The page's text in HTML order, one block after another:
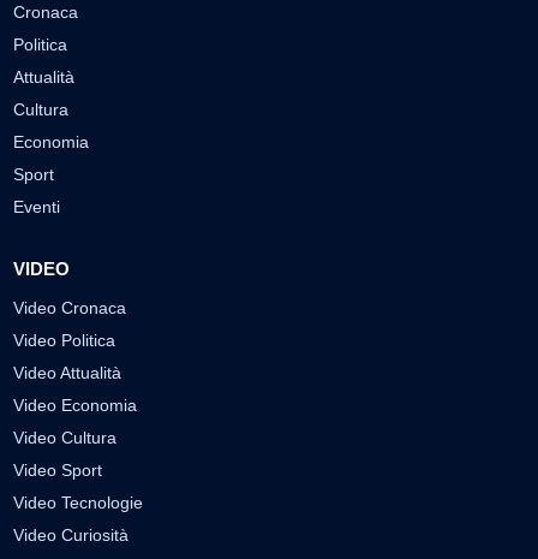
Cronaca
Politica
Attualità
Cultura
Economia
Sport
Eventi
VIDEO
Video Cronaca
Video Politica
Video Attualità
Video Economia
Video Cultura
Video Sport
Video Tecnologie
Video Curiosità